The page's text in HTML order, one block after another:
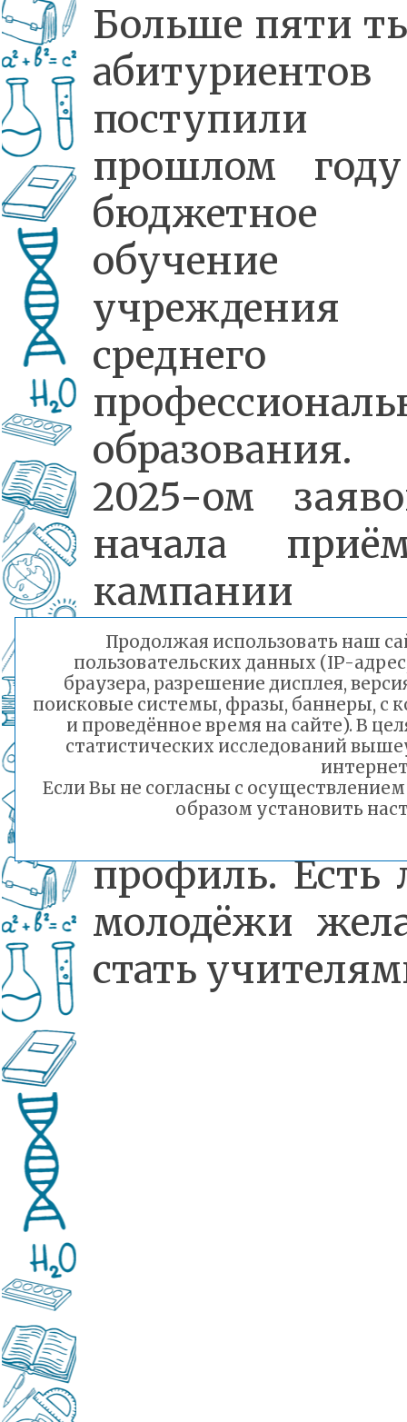
Больше пяти
абитуриентов
прошлом
бюджетное
учреждения
среднего
2025-ом
начала
кампании
более
половиной
Большой
сейчас
профиль. Есть
молодёжи
стать
Продолжая использовать наш
пользовательских данных (IP-
браузера, разрешение дисплея,
поисковые системы, фразы, баннеры, с
и проведённое время на сайте). В
статистических исследований
Если Вы не согласны с
образом установить